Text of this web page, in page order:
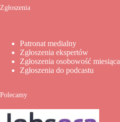
Zgłoszenia
Patronat medialny
Zgłoszenia ekspertów
Zgłoszenia osobowość miesiąca
Zgłoszenia do podcastu
Polecamy